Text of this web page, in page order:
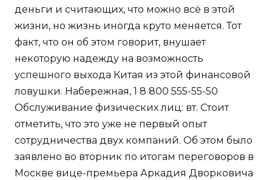
деньги и считающих, что можно всё в этой
жизни, но жизнь иногда круто меняется. Тот
факт, что он об этом говорит, внушает
некоторую надежду на возможность
успешного выхода Китая из этой финансовой
ловушки. Набережная, 1 8 800 555-55-50
Обслуживание физических лиц: вт. Стоит
отметить, что это уже не первый опыт
сотрудничества двух компаний. Об этом было
заявлено во вторник по итогам переговоров в
Москве вице-премьера Аркадия Дворковича